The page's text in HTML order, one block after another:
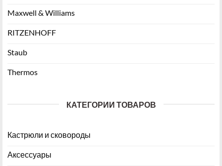
Maxwell & Williams
RITZENHOFF
Staub
Thermos
КАТЕГОРИИ ТОВАРОВ
Кастрюли и сковороды
Аксессуары